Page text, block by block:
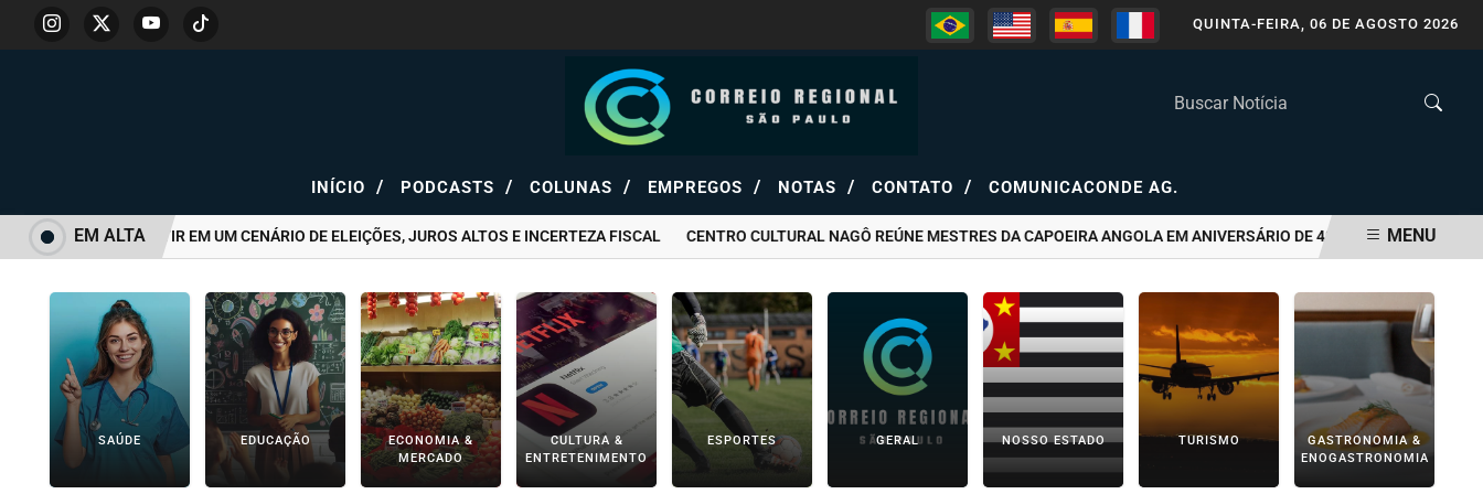
QUINTA-FEIRA, 06 DE AGOSTO 2026
INÍCIO / PODCASTS / COLUNAS / EMPREGOS / NOTAS / CONTATO / COMUNICACONDE AG.
COMO INVESTIR EM UM CENÁRIO DE ELEIÇÕES, JUROS ALTOS E INCERTEZA FISCAL CENTRO CULTURAL NAGÔ REÚNE MESTRES DA CAPOEIRA ANGOLA EM ANIVERSÁRIO DE 48 ANOS PASSEIOS
EM ALTA MENU
SAÚDE EDUCAÇÃO
ECONOMIA &
MERCADO
CULTURA &
ENTRETENIMENTO
ESPORTES GERAL NOSSO ESTADO TURISMO
GASTRONOMIA &
ENOGASTRONOMIA